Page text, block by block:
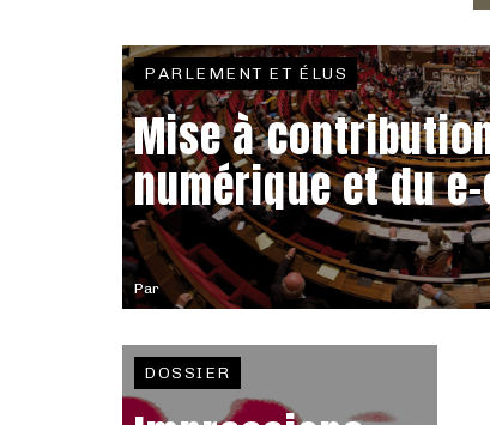
Par
PARLEMENT ET ÉLUS
Mise à
numérique et du
DOSSIER